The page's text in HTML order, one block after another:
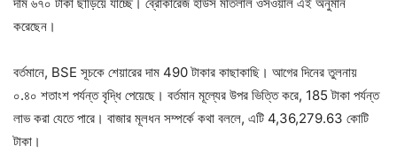
করেছেন।
বর্তমানে, BSE সূচকে শেয়ারের দাম 490 টাকার কাছাকাছি। আগের দিনের তুলনায়
০.৪০ শতাংশ পর্যন্ত বৃদ্ধি পেয়েছে। বর্তমান মূল্যের উপর ভিত্তি করে, 185 টাকা পর্যন্ত
লাভ করা যেতে পারে। বাজার মূলধন সম্পর্কে কথা বললে, এটি 4,36,279.63 কোটি
টাকা।